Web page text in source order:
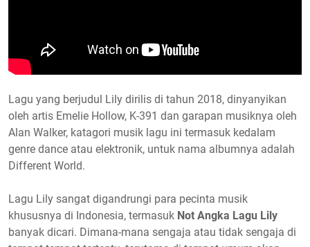
Lagu yang berjudul Lily dirilis di tahun 2018, dinyanyikan
oleh artis Emelie Hollow, K-391 dan garapan musiknya oleh
Alan Walker, katagori musik lagu ini termasuk kedalam
genre dance atau elektronik, untuk nama albumnya adalah
Different World.
Lagu Lily sangat digandrungi para pecinta musik
khususnya di Indonesia, termasuk Not Angka Lagu Lily
banyak dicari. Dimana-mana sengaja atau tidak sengaja di